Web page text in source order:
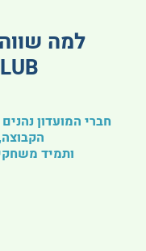
למה
חברי המועדון
ותמיד